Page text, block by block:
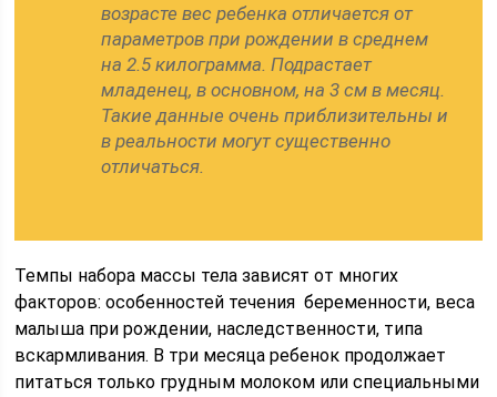
возрасте вес ребенка отличается от
параметров при рождении в среднем
на 2.5 килограмма. Подрастает
младенец, в основном, на 3 см в месяц.
Такие данные очень приблизительны и
в реальности могут существенно
отличаться.
Темпы набора массы тела зависят от многих
факторов: особенностей течения беременности, веса
малыша при рождении, наследственности, типа
вскармливания. В три месяца ребенок продолжает
питаться только грудным молоком или специальными